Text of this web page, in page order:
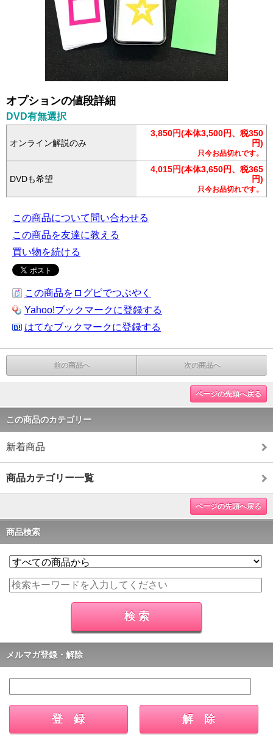
オプションの値段詳細
DVD有無選択
オンライン解説のみ
3,850円(本体3,500円、税350
円)
只今お品切れです。
DVDも希望
4,015円(本体3,650円、税365
円)
只今お品切れです。
この商品について問い合わせる
この商品を友達に教える
買い物を続ける
この商品をログピでつぶやく
Yahoo!ブックマークに登録する
はてなブックマークに登録する
前の商品へ 次の商品へ
ページの先頭へ戻る
この商品のカテゴリー
新着商品
商品カテゴリー一覧
ページの先頭へ戻る
商品検索
メルマガ登録・解除